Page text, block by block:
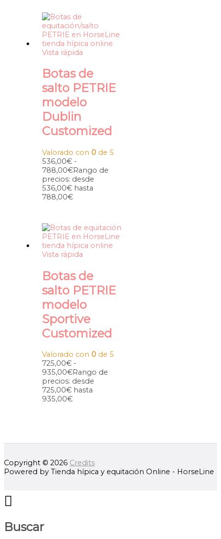
Vista rápida
Botas de
salto PETRIE
modelo
Dublin
Customized
Valorado con 0 de 5
536,00€ -
788,00€Rango de
precios: desde
536,00€ hasta
788,00€
Vista rápida
Botas de
salto PETRIE
modelo
Sportive
Customized
Valorado con 0 de 5
725,00€ -
935,00€Rango de
precios: desde
725,00€ hasta
935,00€
Copyright © 2026 Credits
Powered by Tienda hípica y equitación Online - HorseLine
Buscar